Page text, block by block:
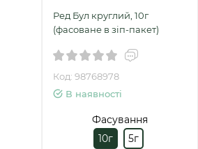
Ред Бул круглий, 10г
(фасоване в зіп-пакет)
Код: 98768978
В наявності
Фасування
10г
5г